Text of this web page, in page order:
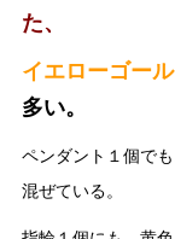
た、
イエローゴー
多い。
ペンダント１個で
混ぜている。